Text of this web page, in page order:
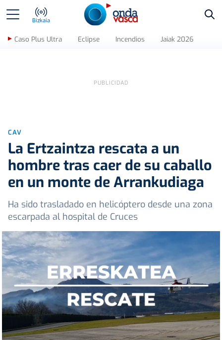
Bizkaia
Caso Plus Ultra Eclipse Incendios Jaiak 2026
CAV
La Ertzaintza rescata a un
hombre tras caer de su caballo
en un monte de Arrankudiaga
Ha sido trasladado en helicóptero desde una zona
escarpada al hospital de Cruces